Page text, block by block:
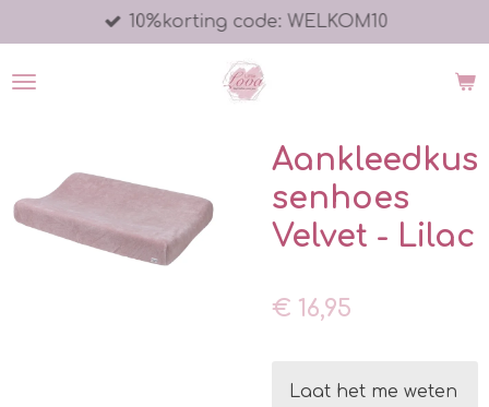
direct
naar
10%korting code: WELKOM10
Aankleedkus
senhoes
Velvet - Lilac
€ 16,95
Laat het me weten